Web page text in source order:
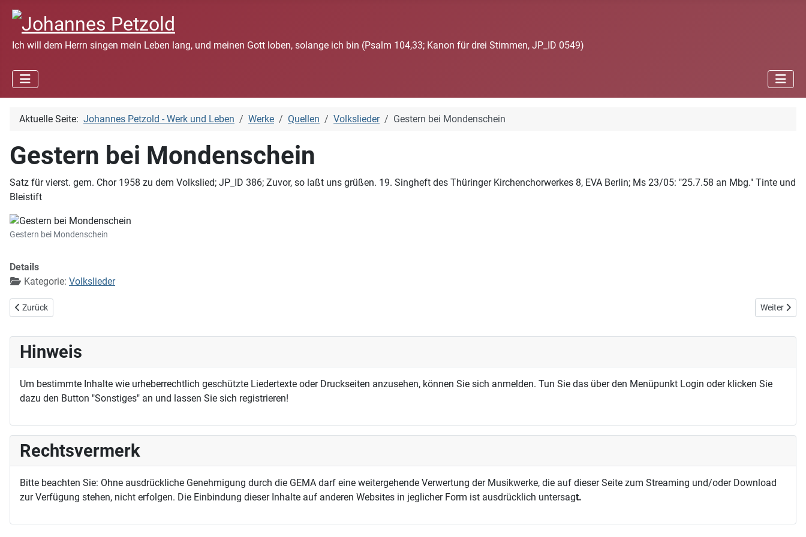
Ich will dem Herrn singen mein Leben lang, und meinen Gott loben, solange ich bin (Psalm 104,33; Kanon für drei Stimmen, JP_ID 0549)
Aktuelle Seite: Johannes Petzold - Werk und Leben Werke Quellen Volkslieder Gestern bei Mondenschein
Gestern bei Mondenschein
Satz für vierst. gem. Chor 1958 zu dem Volkslied; JP_ID 386; Zuvor, so laßt uns grüßen. 19. Singheft des Thüringer Kirchenchorwerkes 8, EVA Berlin; Ms 23/05: "25.7.58 an Mbg." Tinte und
Bleistift
Gestern bei Mondenschein
Details
Kategorie: Volkslieder
Vorheriger Beitrag: Gesegnet der Tag
Zurück Nächster
Weiter
Hinweis
Um bestimmte Inhalte wie urheberrechtlich geschützte Liedertexte oder Druckseiten anzusehen, können Sie sich anmelden. Tun Sie das über den Menüpunkt Login oder klicken Sie
dazu den Button "Sonstiges" an und lassen Sie sich registrieren!
Rechtsvermerk
Bitte beachten Sie: Ohne ausdrückliche Genehmigung durch die GEMA darf eine weitergehende Verwertung der Musikwerke, die auf dieser Seite zum Streaming und/oder Download
zur Verfügung stehen, nicht erfolgen. Die Einbindung dieser Inhalte auf anderen Websites in jeglicher Form ist ausdrücklich untersagt.